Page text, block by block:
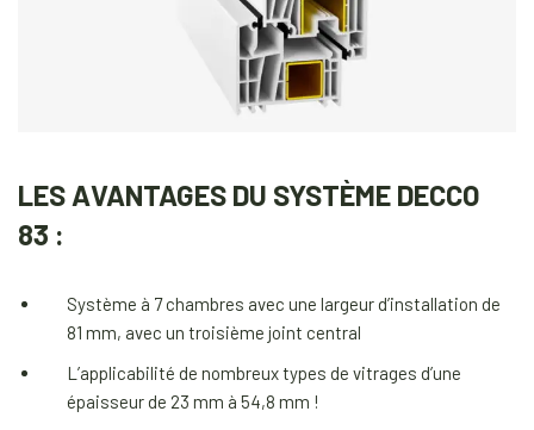
LES AVANTAGES DU SYSTÈME DECCO
83 :
Système à 7 chambres avec une largeur d’installation de
81 mm, avec un troisième joint central
L’applicabilité de nombreux types de vitrages d’une
épaisseur de 23 mm à 54,8 mm !